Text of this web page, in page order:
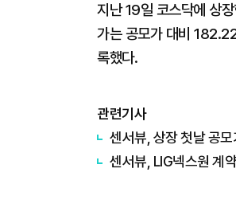
지난 19일 코스닥에 상
가는 공모가 대비
록했다.
관련기사
센서뷰, 상장 첫날 공
센서뷰, LIG넥스원 계